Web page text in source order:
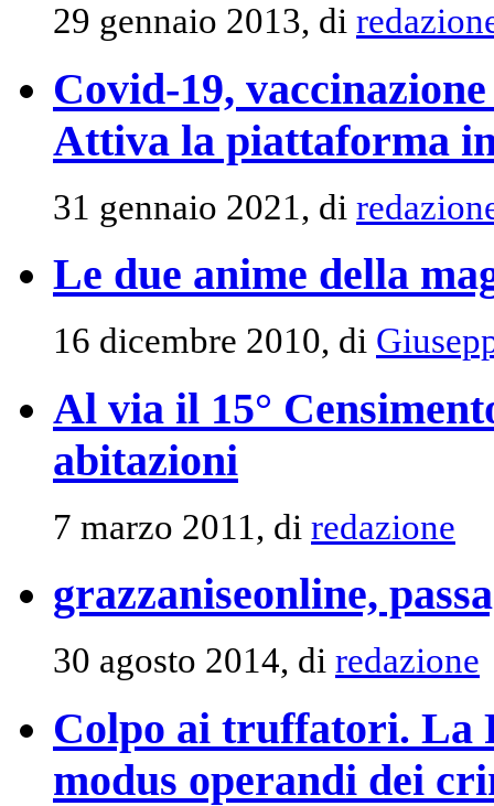
29 gennaio 2013, di
Covid-19,
Attiva la piattaforma
31 gennaio 2021, di
Le due anime della
16 dicembre 2010, di
Al via il 15°
abitazioni
7 marzo 2011, di redazione
grazzaniseonline,
30 agosto 2014, di redazione
Colpo ai truffatori. La
modus operandi dei